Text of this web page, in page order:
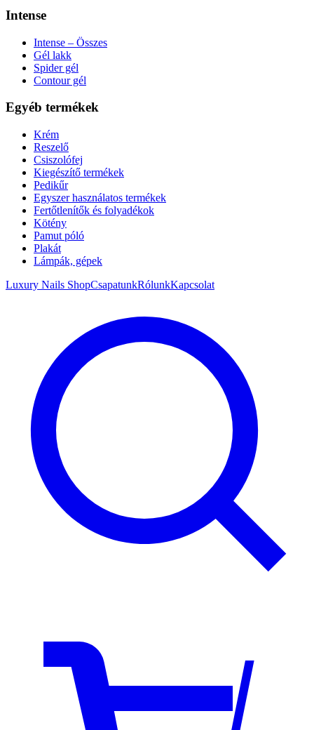
Intense
Intense – Összes
Gél lakk
Spider gél
Contour gél
Egyéb termékek
Krém
Reszelő
Csiszolófej
Kiegészítő termékek
Pedikűr
Egyszer használatos termékek
Fertőtlenítők és folyadékok
Kötény
Pamut póló
Plakát
Lámpák, gépek
Luxury Nails ShopCsapatunkRólunkKapcsolat